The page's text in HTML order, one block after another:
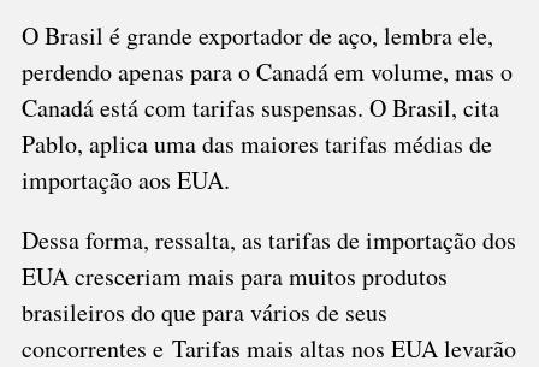
O Brasil é grande exportador de aço, lembra ele,
perdendo apenas para o Canadá em volume, mas o
Canadá está com tarifas suspensas. O Brasil, cita
Pablo, aplica uma das maiores tarifas médias de
importação aos EUA.
Dessa forma, ressalta, as tarifas de importação dos
EUA cresceriam mais para muitos produtos
brasileiros do que para vários de seus
concorrentes e Tarifas mais altas nos EUA levarão